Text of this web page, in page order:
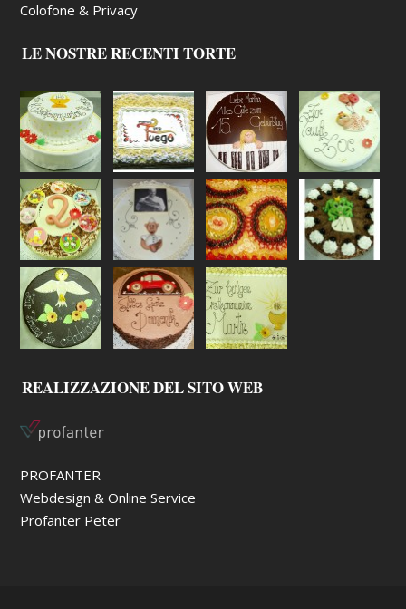
Colofone & Privacy
LE NOSTRE RECENTI TORTE
REALIZZAZIONE DEL SITO WEB
PROFANTER
Webdesign & Online Service
Profanter Peter